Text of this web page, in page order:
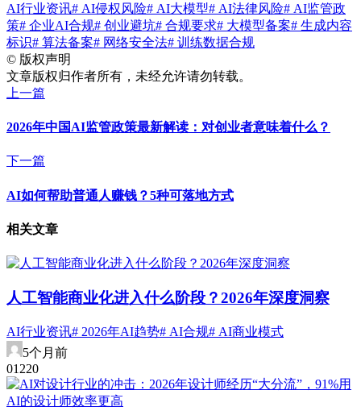
AI行业资讯# AI侵权风险# AI大模型# AI法律风险# AI监管政
策# 企业AI合规# 创业避坑# 合规要求# 大模型备案# 生成内容
标识# 算法备案# 网络安全法# 训练数据合规
© 版权声明
文章版权归作者所有，未经允许请勿转载。
上一篇
2026年中国AI监管政策最新解读：对创业者意味着什么？
下一篇
AI如何帮助普通人赚钱？5种可落地方式
相关文章
人工智能商业化进入什么阶段？2026年深度洞察
AI行业资讯# 2026年AI趋势# AI合规# AI商业模式
5个月前
01220